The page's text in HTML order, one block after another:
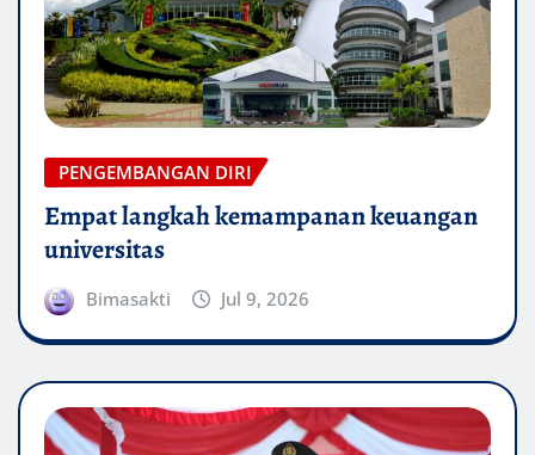
PENGEMBANGAN DIRI
Empat langkah kemampanan keuangan
universitas
Bimasakti Jul 9, 2026